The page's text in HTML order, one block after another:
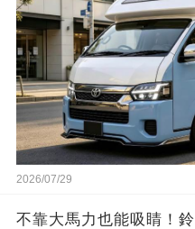
2026/07/29
不靠大馬力也能吸睛！